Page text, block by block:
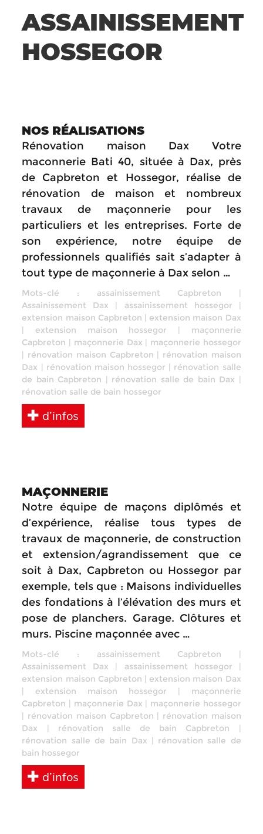
ASSAINISSEMENT
HOSSEGOR
NOS RÉALISATIONS
Rénovation maison Dax Votre
maconnerie Bati 40, située à Dax, près
de Capbreton et Hossegor, réalise de
rénovation de maison et nombreux
travaux de maçonnerie pour les
particuliers et les entreprises. Forte de
son expérience, notre équipe de
professionnels qualifiés sait s’adapter à
tout type de maçonnerie à Dax selon …
Mots-clé : assainissement Capbreton |
Assainissement Dax | assainissement hossegor |
extension maison Capbreton | extension maison Dax
| extension maison hossegor | maçonnerie
Capbreton | maçonnerie Dax | maçonnerie hossegor
| rénovation maison Capbreton | rénovation maison
Dax | rénovation maison hossegor | rénovation salle
de bain Capbreton | rénovation salle de bain Dax |
rénovation salle de bain hossegor
d’infos
MAÇONNERIE
Notre équipe de maçons diplômés et
d’expérience, réalise tous types de
travaux de maçonnerie, de construction
et extension/agrandissement que ce
soit à Dax, Capbreton ou Hossegor par
exemple, tels que : Maisons individuelles
des fondations à l’élévation des murs et
pose de planchers. Garage. Clôtures et
murs. Piscine maçonnée avec …
Mots-clé : assainissement Capbreton |
Assainissement Dax | assainissement hossegor |
extension maison Capbreton | extension maison Dax
| extension maison hossegor | maçonnerie
Capbreton | maçonnerie Dax | maçonnerie hossegor
| rénovation maison Capbreton | rénovation maison
Dax | rénovation salle de bain Capbreton |
rénovation salle de bain Dax | rénovation salle de
bain hossegor
d’infos